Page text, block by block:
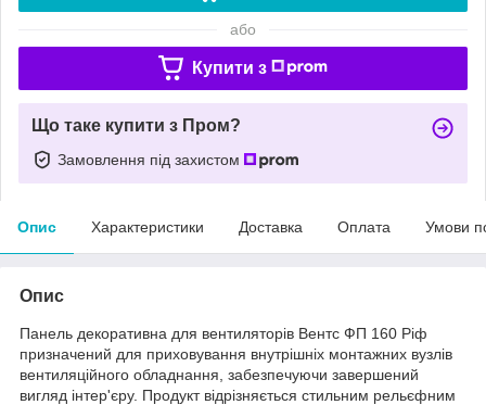
або
Купити з
Що таке купити з Пром?
Замовлення під захистом
Опис Характеристики Доставка Оплата Умови
Опис
Панель декоративна для вентиляторів Вентс ФП 160 Ріф
призначений для приховування внутрішніх монтажних вузлів
вентиляційного обладнання, забезпечуючи завершений
вигляд інтер'єру. Продукт відрізняється стильним рельєфним